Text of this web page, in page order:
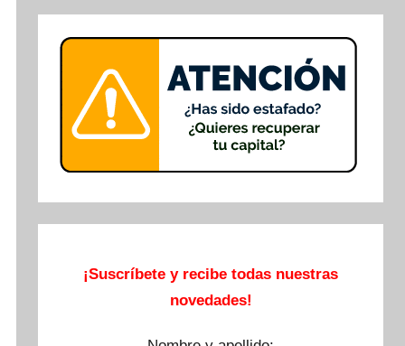
¡Suscríbete y recibe todas nuestras
novedades!